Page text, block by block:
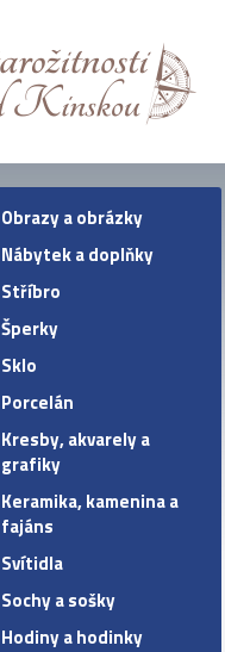
Obrazy a obrázky
Nábytek a doplňky
Stříbro
Šperky
Sklo
Porcelán
Kresby, akvarely a
grafiky
Keramika, kamenina a
fajáns
Svítidla
Sochy a sošky
Hodiny a hodinky